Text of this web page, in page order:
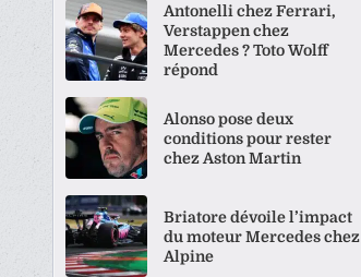
Antonelli chez Ferrari,
Verstappen chez
Mercedes ? Toto Wolff
répond
Alonso pose deux
conditions pour rester
chez Aston Martin
Briatore dévoile l’impact
du moteur Mercedes chez
Alpine